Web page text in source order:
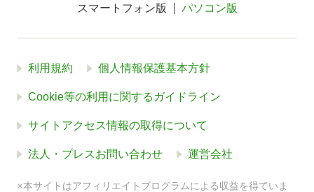
スマートフォン版 パソコン版
利用規約 個人情報保護基本方針
Cookie等の利用に関するガイドライン
サイトアクセス情報の取得について
法人・プレスお問い合わせ 運営会社
※本サイトはアフィリエイトプログラムによる収益を得ていま